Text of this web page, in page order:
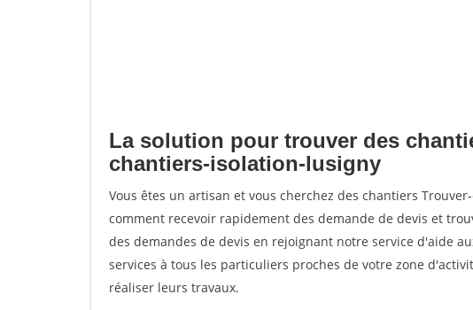
La solution pour trouver des
chantiers-isolation-lusigny
Vous êtes un artisan et vous cherchez des chantiers
comment recevoir rapidement des demande de devis et
des demandes de devis en rejoignant notre service d'aide
services à tous les particuliers proches de votre zone
réaliser leurs travaux.